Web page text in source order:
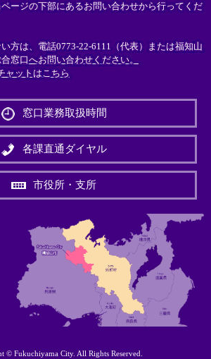
ージの下部にあるお問い合わせから行ってくだ
方は、電話0773-22-6111（代表）または福知山
窓口へお問い合わせください。
ャットはこちら
窓口業務取扱時間
各課直通ダイヤル
市役所・支所
© Fukuchiyama City. All Rights Reserved.